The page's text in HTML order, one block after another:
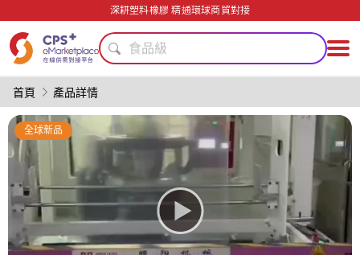
深耕塑料橡膠 精通環球商貿對接
模具
食品級
自動化
PET
綠色成型方案
PP
數字化生產
PVC
耐高溫
模具
食品級
首頁 產品詳情
全球新品